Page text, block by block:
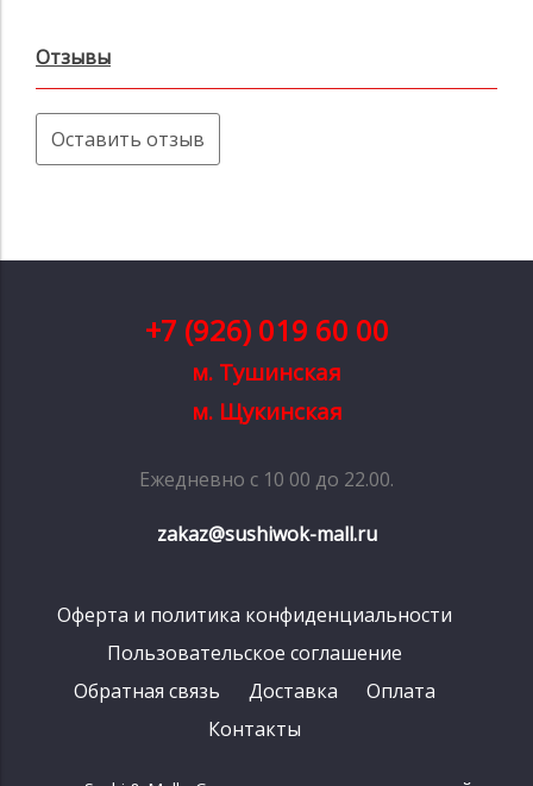
Отзывы
Оставить отзыв
+7 (926) 019 60 00
м. Тушинская
м. Щукинская
Ежедневно с 10 00 до 22.00.
zakaz@sushiwok-mall.ru
Оферта и политика конфиденциальности
Пользовательское соглашение
Обратная связь
Доставка
Оплата
Контакты